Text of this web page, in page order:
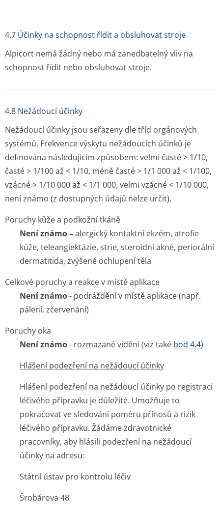
4.7 Účinky na schopnost řídit a obsluhovat stroje
Alpicort nemá žádný nebo má zanedbatelný vliv na
schopnost řídit nebo obsluhovat stroje.
4.8 Nežádoucí účinky
Nežádoucí účinky jsou seřazeny dle tříd orgánových
systémů. Frekvence výskytu nežádoucích účinků je
definována následujícím způsobem: velmi časté > 1/10,
časté > 1/100 až < 1/10, méně časté > 1/1 000 až < 1/100,
vzácné > 1/10 000 až < 1/1 000, velmi vzácné < 1/10 000,
není známo (z dostupných údajů nelze určit).
Poruchy kůže a podkožní tkáně
Není známo –alergický kontaktní ekzém, atrofie
kůže, teleangiektázie, strie, steroidní akné, periorální
dermatitida, zvýšené ochlupení těla
Celkové poruchy a reakce v místě aplikace
Není známo- podráždění v místě aplikace (např.
pálení, zčervenání)
Poruchy oka
Není známo- rozmazané vidění (viz také bod 4.4)
Hlášení podezření na nežádoucí účinky
Hlášení podezření na nežádoucí účinky po registraci
léčivého přípravku je důležité. Umožňuje to
pokračovat ve sledování poměru přínosů a rizik
léčivého přípravku. Žádáme zdravotnické
pracovníky, aby hlásili podezření na nežádoucí
účinky na adresu:
Státní ústav pro kontrolu léčiv
Šrobárova 48